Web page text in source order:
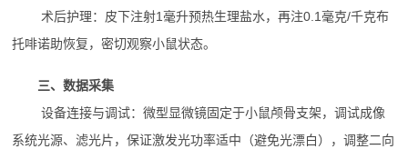
术后护理：皮下注射1毫升预热生理盐水，再注0.1毫克/千克布
托啡诺助恢复，密切观察小鼠状态。
三、数据采集
设备连接与调试：微型显微镜固定于小鼠颅骨支架，调试成像
系统光源、滤光片，保证激发光功率适中（避免光漂白），调整二向